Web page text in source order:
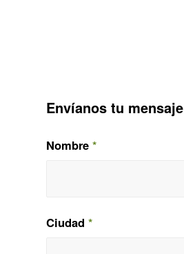
Envíanos tu mensaje
Nombre *
Ciudad *